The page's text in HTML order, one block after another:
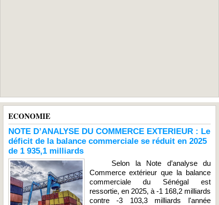
ECONOMIE
NOTE D’ANALYSE DU COMMERCE EXTERIEUR : Le
déficit de la balance commerciale se réduit en 2025
de 1 935,1 milliards
Selon la Note d’analyse du
Commerce extérieur que la balance
commerciale du Sénégal est
ressortie, en 2025, à -1 168,2 milliards
contre -3 103,3 milliards l'année